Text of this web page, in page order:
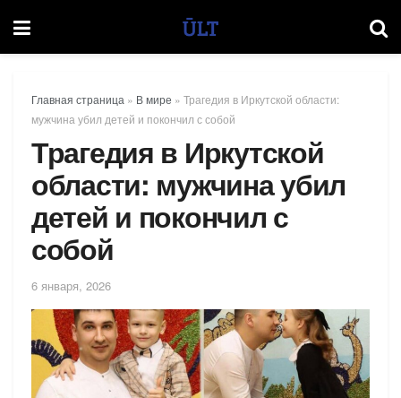
Главная страница » В мире » Трагедия в Иркутской области:
мужчина убил детей и покончил с собой
Трагедия в Иркутской
области: мужчина убил
детей и покончил с
собой
6 января, 2026